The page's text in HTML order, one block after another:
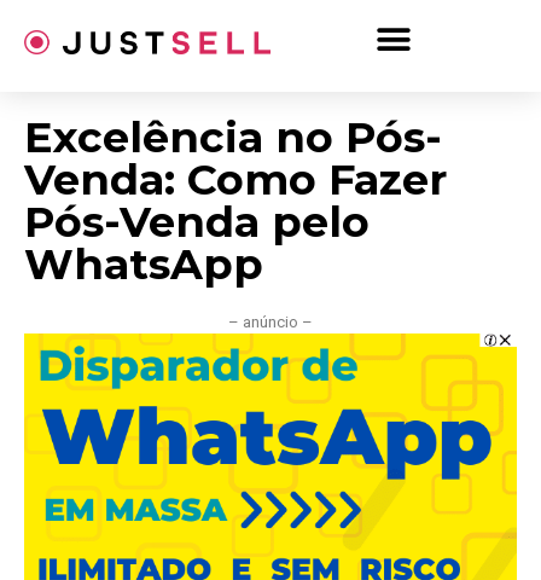
para
Excelência no Pós-
Venda: Como Fazer
Pós-Venda pelo
WhatsApp
– anúncio –